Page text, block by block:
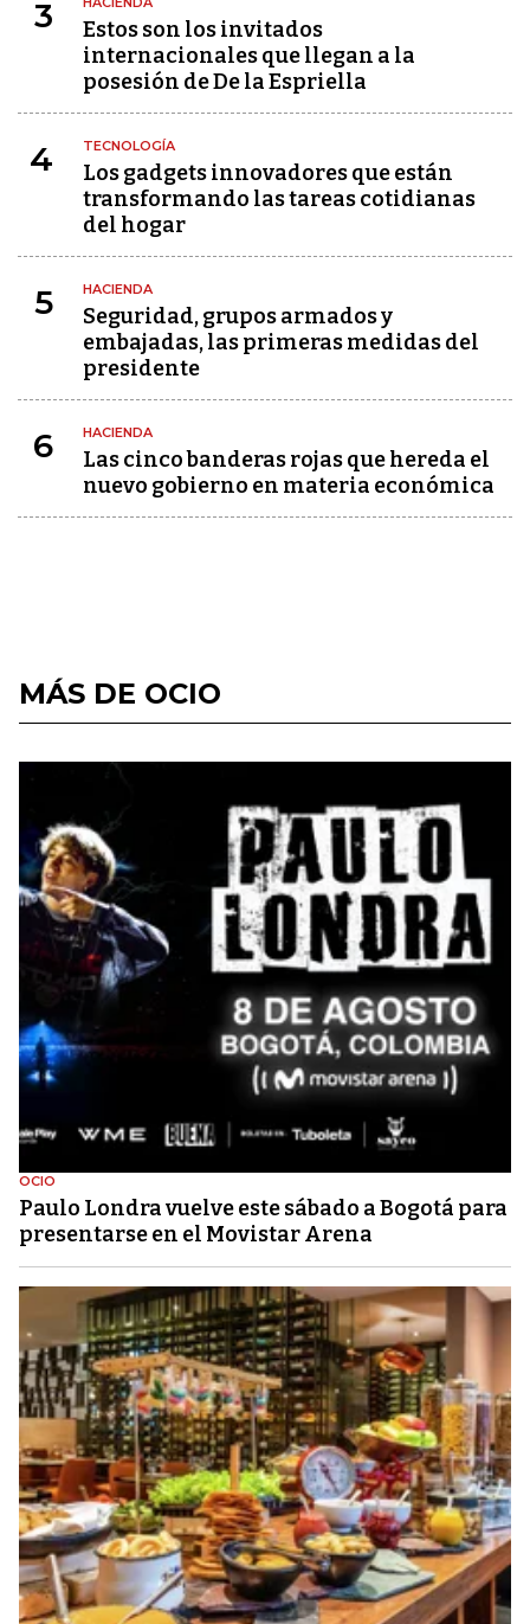
3
Estos son los invitados
internacionales que llegan a la
posesión de De la Espriella
4 TECNOLOGÍA
Los gadgets innovadores que están
transformando las tareas cotidianas
del hogar
5 HACIENDA
Seguridad, grupos armados y
embajadas, las primeras medidas del
presidente
6 HACIENDA
Las cinco banderas rojas que hereda el
nuevo gobierno en materia económica
MÁS DE OCIO
OCIO
Paulo Londra vuelve este sábado a Bogotá para
presentarse en el Movistar Arena